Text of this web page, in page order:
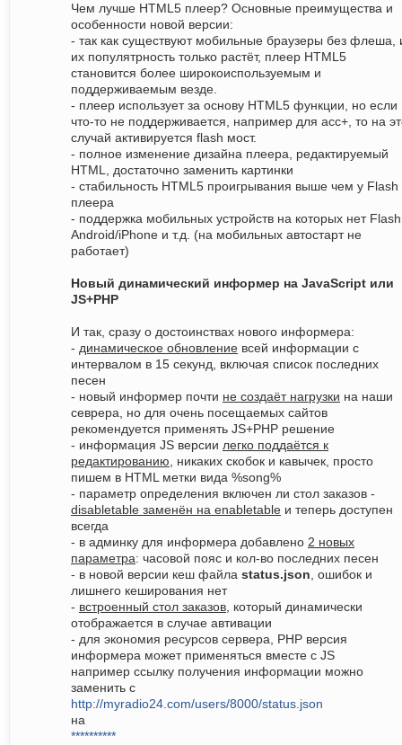
Чем лучше HTML5 плеер? Основные преимущества и
особенности новой версии:
- так как существуют мобильные браузеры без флеша,
их популятрность только растёт, плеер HTML5
становится более широкоиспользуемым и
поддерживаемым везде.
- плеер использует за основу HTML5 функции, но если
что-то не поддерживается, например для acc+, то на
случай активируется flash мост.
- полное изменение дизайна плеера, редактируемый
HTML, достаточно заменить картинки
- стабильность HTML5 проигрывания выше чем у Flash
плеера
- поддержка мобильных устройств на которых нет
Android/iPhone и т.д. (на мобильных автостарт не
работает)
Новый динамический информер на JavaScript или
JS+PHP
И так, сразу о достоинствах нового информера:
- динамическое обновление всей информации с
интервалом в 15 секунд, включая список последних
песен
- новый информер почти не создаёт нагрузки на наши
севрера, но для очень посещаемых сайтов
рекомендуется применять JS+PHP решение
- информация JS версии легко поддаётся к
редактированию , никаких скобок и кавычек, просто
пишем в HTML метки вида %song%
- параметр определения включен ли стол заказов -
disabletable заменён на enabletable и теперь доступен
всегда
- в админку для информера добавлено 2 новых
параметра: часовой пояс и кол-во последних песен
- в новой версии кеш файла status.json , ошибок и
лишнего кеширования нет
- встроенный стол заказов , который динамически
отображается в случае автивации
- для экономия ресурсов сервера, PHP версия
информера может применяться вместе с JS
например ссылку получения информации можно
заменить с
http://myradio24.com/users/8000/status.json
на
**********